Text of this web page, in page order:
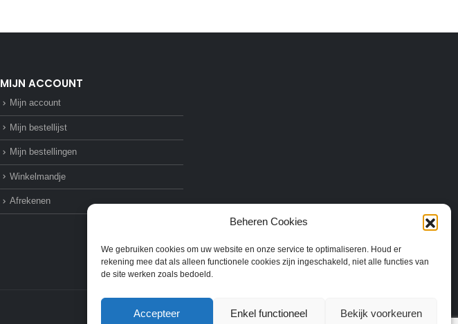
Beheren Cookies
We gebruiken cookies om uw website en onze service te optimaliseren. Houd er
rekening mee dat als alleen functionele cookies zijn ingeschakeld, niet alle functies van
de site werken zoals bedoeld.
Accepteer Enkel functioneel Bekijk voorkeuren
MIJN ACCOUNT
Mijn account
Mijn bestellijst
Mijn bestellingen
Winkelmandje
Afrekenen